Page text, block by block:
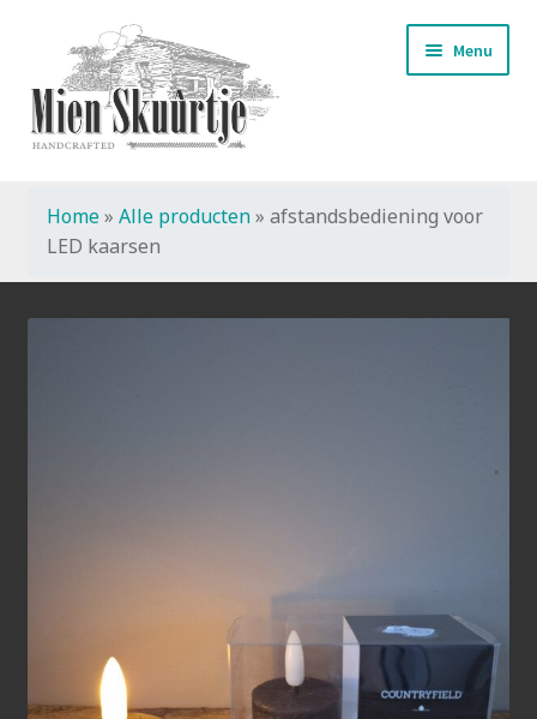
naar
navigatie
de
inhoud
Menu
Start
Handmade
Home» Alle producten» afstandsbediening voor
LED kaarsen